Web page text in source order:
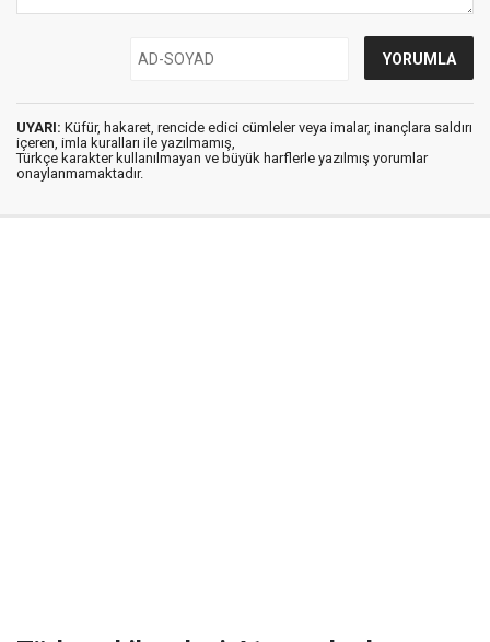
UYARI: Küfür, hakaret, rencide edici cümleler veya imalar, inançlara saldırı
içeren, imla kuralları ile yazılmamış,
Türkçe karakter kullanılmayan ve büyük harflerle yazılmış yorumlar
onaylanmamaktadır.